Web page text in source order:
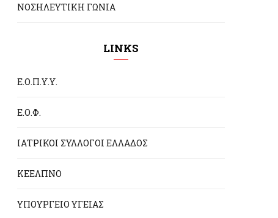
ΝΟΣΗΛΕΥΤΙΚΗ ΓΩΝΙΑ
LINKS
Ε.Ο.Π.Υ.Υ.
Ε.Ο.Φ.
ΙΑΤΡΙΚΟΙ ΣΥΛΛΟΓΟΙ ΕΛΛΑΔΟΣ
ΚΕΕΛΠΝΟ
ΥΠΟΥΡΓΕΙΟ ΥΓΕΙΑΣ